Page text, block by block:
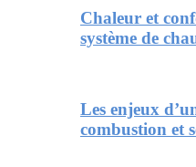
Chaleur et
système de
Les enjeux
combustion et